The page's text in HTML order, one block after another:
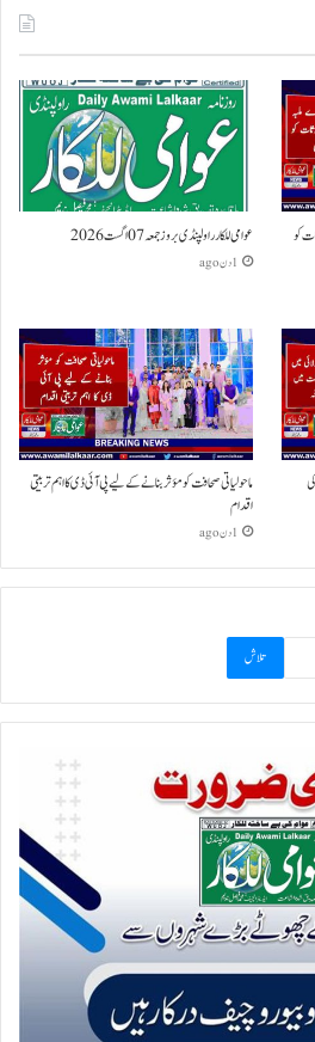
کو
عوامی للکار راولپنڈی بروز جمعہ 07 اگست 2026
1 دن ago
ماحولیاتی صحافت کو مؤثر بنانے کے لیے پی آئی ڈی کا اہم تربیتی
اقدام
1 دن ago
تلاش